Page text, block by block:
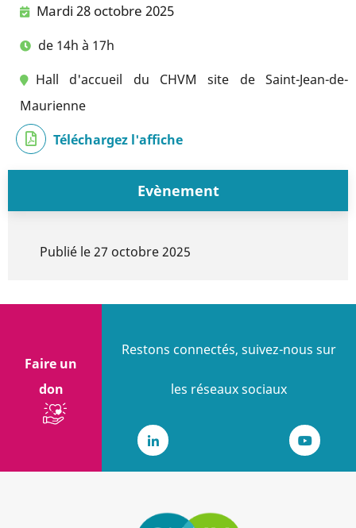
Mardi 28 octobre 2025
de 14h à 17h
Hall d'accueil du CHVM site de Saint-Jean-de-
Maurienne
Téléchargez l'affiche
Evènement
Publié le27 octobre 2025
Faire un
don
Restons connectés, suivez-nous sur
les réseaux sociaux
LinkedIn